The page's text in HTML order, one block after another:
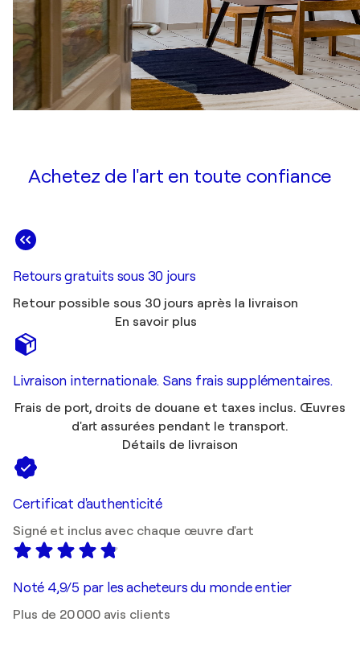
Achetez de l'art en toute confiance
Retours gratuits sous 30 jours
Retour possible sous 30 jours après la livraison
En savoir plus
Livraison internationale. Sans frais supplémentaires.
Frais de port, droits de douane et taxes inclus. Œuvres
d'art assurées pendant le transport.
Détails de livraison
Certificat d'authenticité
Signé et inclus avec chaque œuvre d'art
Noté 4,9/5 par les acheteurs du monde entier
Plus de 20 000 avis clients